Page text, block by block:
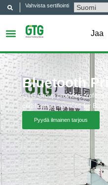
Vahvista sertifiointi
Jaa
Bluetooth
GTG Group provides
certification services for
Pyydä ilmainen tarjous